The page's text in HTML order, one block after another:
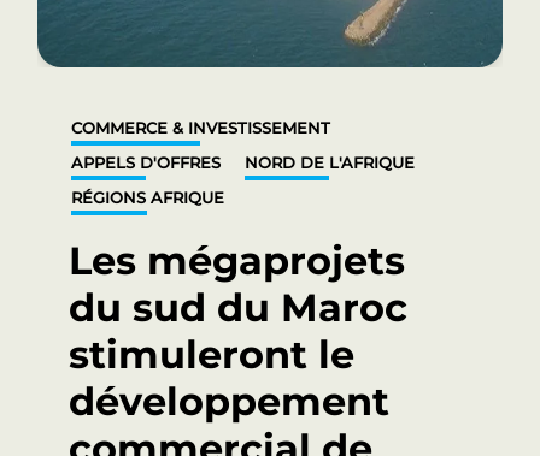
COMMERCE & INVESTISSEMENT
APPELS D'OFFRES
NORD DE L'AFRIQUE
RÉGIONS AFRIQUE
Les mégaprojets
du sud du Maroc
stimuleront le
développement